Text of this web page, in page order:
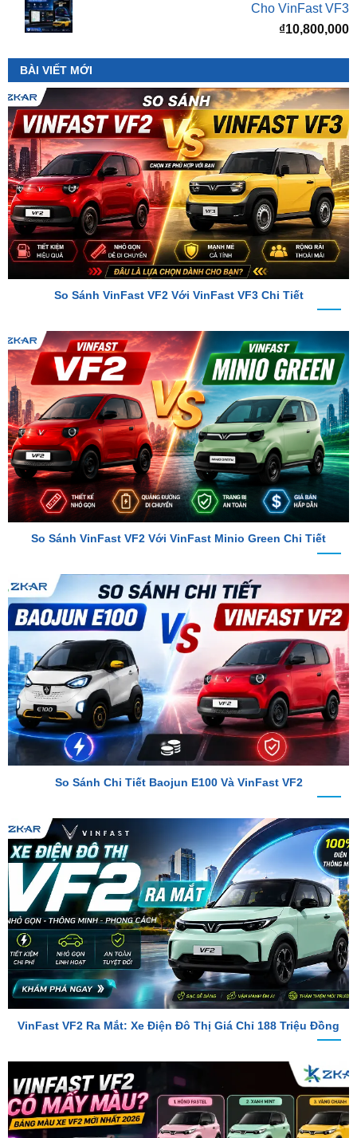
BÀI VIẾT MỚI
So Sánh VinFast VF2 Với VinFast VF3 Chi Tiết
So Sánh VinFast VF2 Với VinFast Minio Green Chi Tiết
So Sánh Chi Tiết Baojun E100 Và VinFast VF2
VinFast VF2 Ra Mắt: Xe Điện Đô Thị Giá Chỉ 188 Triệu Đồng